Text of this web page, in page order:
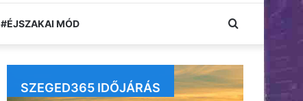
#ÉJSZAKAI MÓD Keresés:
SZEGED365 IDŐJÁRÁS